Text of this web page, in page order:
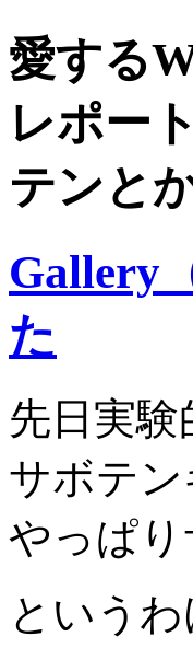
愛する
レポー
テンと
Gallery
た
先日実
サボテ
やっぱ
というわ